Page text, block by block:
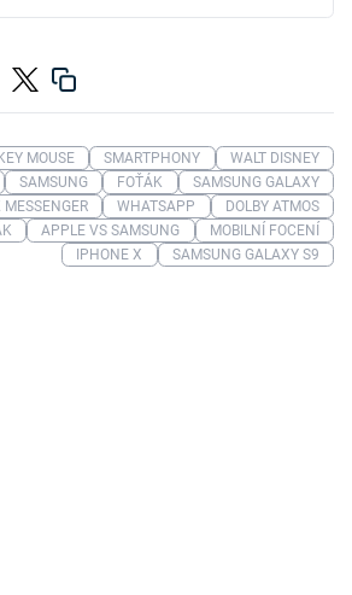
MOUSE SMARTPHONY
WALT DISNEY
SAMSUNG FOŤÁK
SAMSUNG GALAXY
MESSENGER
WHATSAPP
DOLBY ATMOS
APPLE VS SAMSUNG
MOBILNÍ FOCENÍ
IPHONE X
SAMSUNG GALAXY S9